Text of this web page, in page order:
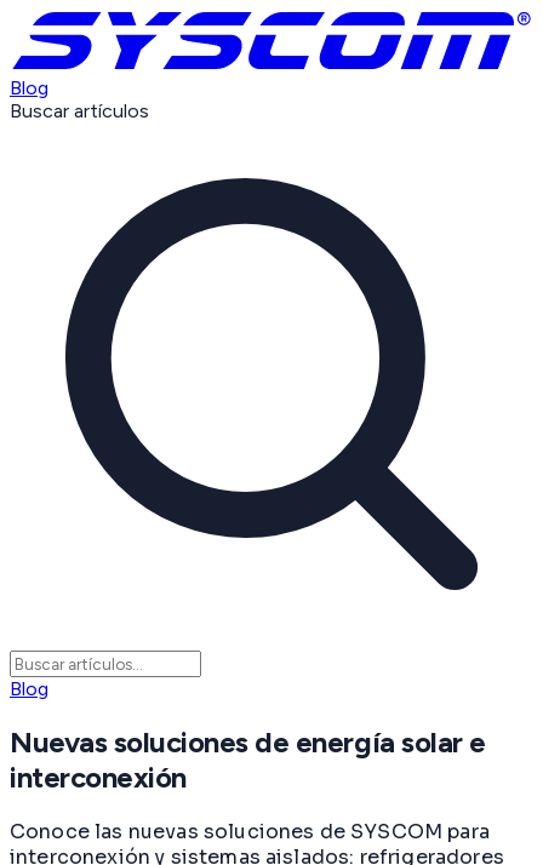
Blog
Buscar artículos
Blog
Nuevas soluciones de energía solar e
interconexión
Conoce las nuevas soluciones de SYSCOM para
interconexión y sistemas aislados: refrigeradores